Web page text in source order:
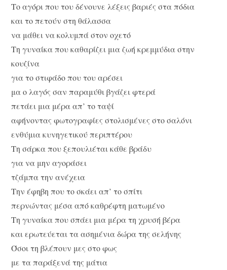
Το αγόρι που του δένουνε λέξεις βαριές στα πόδια
και το πετούν στη θάλασσα
να μάθει να κολυμπά στον οχετό
Τη γυναίκα που καθαρίζει μια ζωή κρεμμύδια στην
κουζίνα
για το στιφάδο που του αρέσει
μα ο λαγός σαν παραμύθι βγάζει φτερά
πετάει μια μέρα απ’ το ταψί
αφήνοντας φωτογραφίες στολισμένες στο σαλόνι
ενθύμια κυνηγετικού περιπτέρου
Τη σάρκα που ξεπουλιέται κάθε βράδυ
για να μην αγοράσει
τζάμπα την ανέχεια
Την έφηβη που το σκάει απ’ το σπίτι
περνώντας μέσα από καθρέφτη ματωμένο
Τη γυναίκα που σπάει μια μέρα τη χρυσή βέρα
και ερωτεύεται τα ασημένια δώρα της σελήνης
Όσοι τη βλέπουν μες στο φως
με τα παράξενά της μάτια